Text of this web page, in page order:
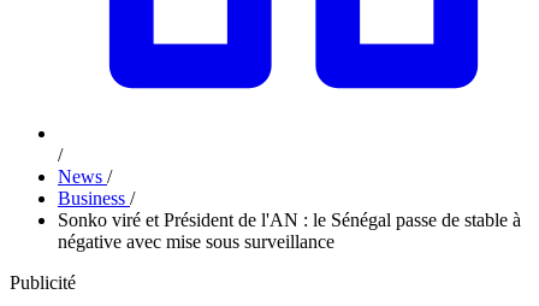
/
News /
Business /
Sonko viré et Président de l'AN : le Sénégal passe de stable à
négative avec mise sous surveillance
Publicité